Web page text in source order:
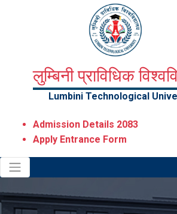
लुम्बिनी प्राविधिक
Lumbini Technological
Admission Details 2083
Apply Entrance Form